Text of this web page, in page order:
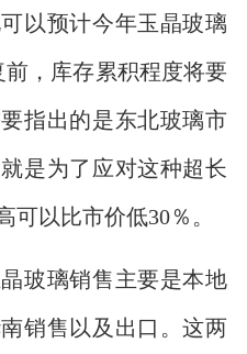
以预计今年玉晶玻璃
，库存累积程度将要
指出的是东北玻璃市
是为了应对这种超长
可以比市价低30％。
璃销售主要是本地
销售以及出口。这两